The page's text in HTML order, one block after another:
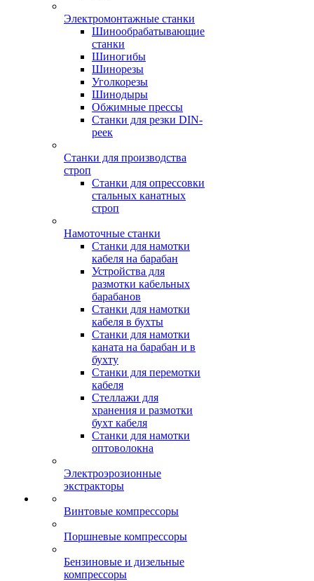
Электромонтажные станки
Шинообрабатывающие
станки
Шиногибы
Шинорезы
Уголкорезы
Шинодыры
Обжимные прессы
Станки для резки DIN-
реек
Станки для производства
строп
Станки для опрессовки
стальных канатных
строп
Намоточные станки
Станки для намотки
кабеля на барабан
Устройства для
размотки кабельных
барабанов
Станки для намотки
кабеля в бухты
Станки для намотки
каната на барабан и в
бухту
Станки для перемотки
кабеля
Стеллажи для
хранения и размотки
бухт кабеля
Станки для намотки
оптоволокна
Электроэрозионные
экстракторы
Винтовые компрессоры
Поршневые компрессоры
Бензиновые и дизельные
компрессоры